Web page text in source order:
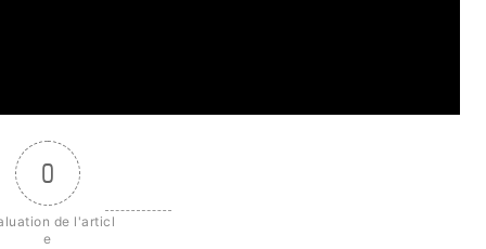
0
de l'articl
e